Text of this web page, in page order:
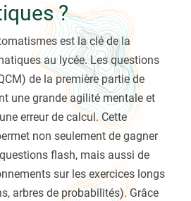
?
est la clé de la
au lycée. Les questions
de la première partie de
une grande agilité mentale et
erreur de calcul. Cette
non seulement de gagner
flash, mais aussi de
sur les exercices longs
arbres de probabilités). Grâce